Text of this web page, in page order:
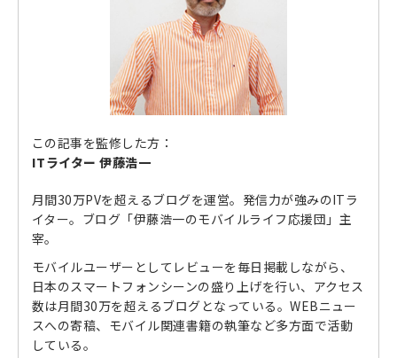
この記事を監修した方：
ITライター 伊藤浩一
月間30万PVを超えるブログを運営。発信力が強みのITラ
イター。ブログ「伊藤浩一のモバイルライフ応援団」主
宰。
モバイルユーザーとしてレビューを毎日掲載しながら、
日本のスマートフォンシーンの盛り上げを行い、アクセス
数は月間30万を超えるブログとなっている。WEBニュー
スへの寄稿、モバイル関連書籍の執筆など多方面で活動
している。